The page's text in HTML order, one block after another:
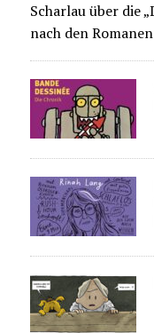
Scharlau über die
nach den